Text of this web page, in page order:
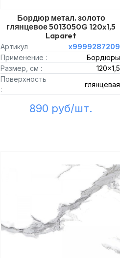
Бордюр метал. золото
глянцевое 5013050G 120x1,5
Laparet
Артикул
х9999287209
Применение :
Бордюры
Размер, см :
120x1,5
Поверхность
:
глянцевая
890 руб/шт.